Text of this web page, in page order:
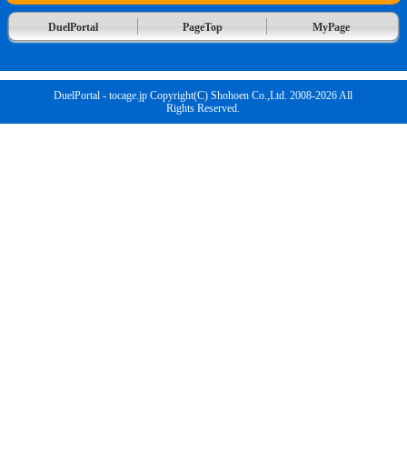
DuelPortal PageTop MyPage
DuelPortal - tocage.jp Copyright(C) Shohoen Co.,Ltd. 2008-2026 All
Rights Reserved.